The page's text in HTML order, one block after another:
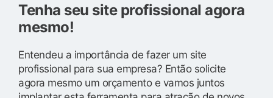
Tenha seu site profissional agora
mesmo!
Entendeu a importância de fazer um site
profissional para sua empresa? Então solicite
agora mesmo um orçamento e vamos juntos